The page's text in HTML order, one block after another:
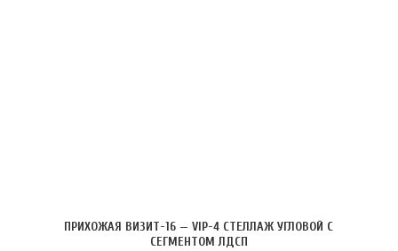
ПРИХОЖАЯ ВИЗИТ-16 — VIP-4 СТЕЛЛАЖ УГЛОВОЙ С
СЕГМЕНТОМ ЛДСП